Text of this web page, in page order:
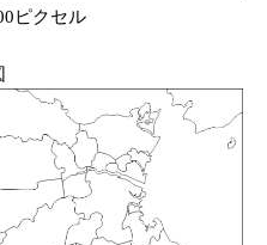
ピクセル